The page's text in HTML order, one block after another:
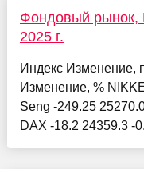
Фондовый рынок,
2025 г.
Индекс Изменение,
Изменение, %
Seng -249.25
DAX -18.2 24359.3 -